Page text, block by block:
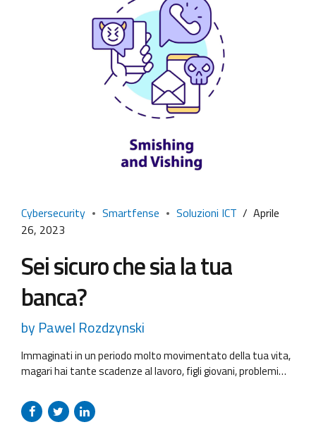
Cybersecurity Smartfense Soluzioni ICT
Aprile
26, 2023
Sei sicuro che sia la tua
banca?
by Pawel Rozdzynski
Immaginati in un periodo molto movimentato della tua vita,
magari hai tante scadenze al lavoro, figli giovani, problemi
di tensione, o di stress. Magari sei proprio in una riunione di
lavoro e ricevi una notifica, vai a controllare se è qualcosa di